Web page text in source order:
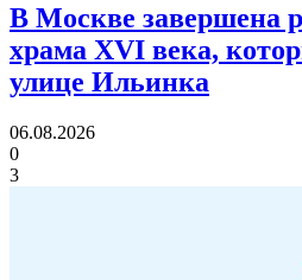
В Москве завершена
храма XVI века,
улице Ильинка
06.08.2026
0
3